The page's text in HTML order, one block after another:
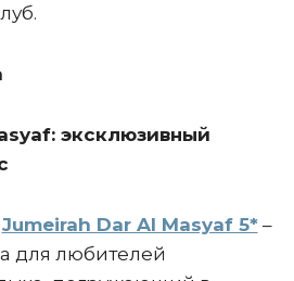
эксклюзивный
Jumeirah Dar Al Masyaf 5*–
для любителей